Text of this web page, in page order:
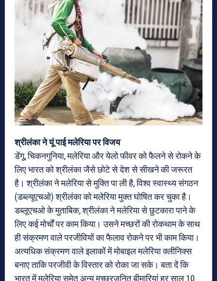
श्रीलंका ने यूं पाई मलेरिया पर विजय
डेंगू, चिकनगुनिया, मलेरिया और येलो फीवर को फैलने से रोकने के
लिए भारत को श्रीलंका जैसे छोटे से देश से सीखने की जरूरत
है। श्रीलंका ने मलेरिया से मुक्ति पा ली है, विश्व स्वास्थ्य संगठन
(डब्ल्यूएचओ) श्रीलंका को मलेरिया मुक्त घोषित कर चुका है।
डब्लूएचओ के मुताबिक, श्रीलंका ने मलेरिया से छुटकारा पाने के
लिए कई मोर्चों पर काम किया। उसने मच्छरों की रोकथाम के साथ
ही संक्रमण वाले परजीवियों का फैलाव रोकने पर भी काम किया।
अत्यधिक संक्रमण वाले इलाकों में मोबाइल मलेरिया क्लीनिक्स
बनाए ताकि परजीवी के विस्‍तार को रोका जा सके। बता दें कि
भारत में मलेरिया समेत अन्‍य मच्छरजनित बीमारियां हर साल 10